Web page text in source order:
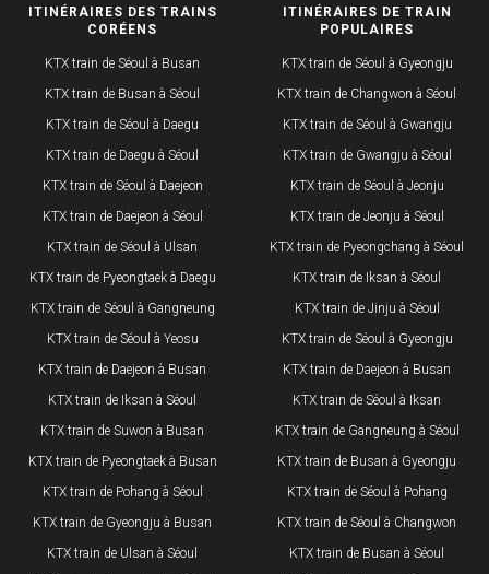
ITINÉRAIRES DES TRAINS
CORÉENS
KTX train de Séoul à Busan
KTX train de Busan à Séoul
KTX train de Séoul à Daegu
KTX train de Daegu à Séoul
KTX train de Séoul à Daejeon
KTX train de Daejeon à Séoul
KTX train de Séoul à Ulsan
KTX train de Pyeongtaek à Daegu
KTX train de Séoul à Gangneung
KTX train de Séoul à Yeosu
KTX train de Daejeon à Busan
KTX train de Iksan à Séoul
KTX train de Suwon à Busan
KTX train de Pyeongtaek à Busan
KTX train de Pohang à Séoul
KTX train de Gyeongju à Busan
KTX train de Ulsan à Séoul
ITINÉRAIRES DE TRAIN
POPULAIRES
KTX train de Séoul à Gyeongju
KTX train de Changwon à Séoul
KTX train de Séoul à Gwangju
KTX train de Gwangju à Séoul
KTX train de Séoul à Jeonju
KTX train de Jeonju à Séoul
KTX train de Pyeongchang à Séoul
KTX train de Iksan à Séoul
KTX train de Jinju à Séoul
KTX train de Séoul à Gyeongju
KTX train de Daejeon à Busan
KTX train de Séoul à Iksan
KTX train de Gangneung à Séoul
KTX train de Busan à Gyeongju
KTX train de Séoul à Pohang
KTX train de Séoul à Changwon
KTX train de Busan à Séoul